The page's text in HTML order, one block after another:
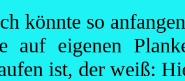
könnte so
auf eigenen
ist, der weiß: